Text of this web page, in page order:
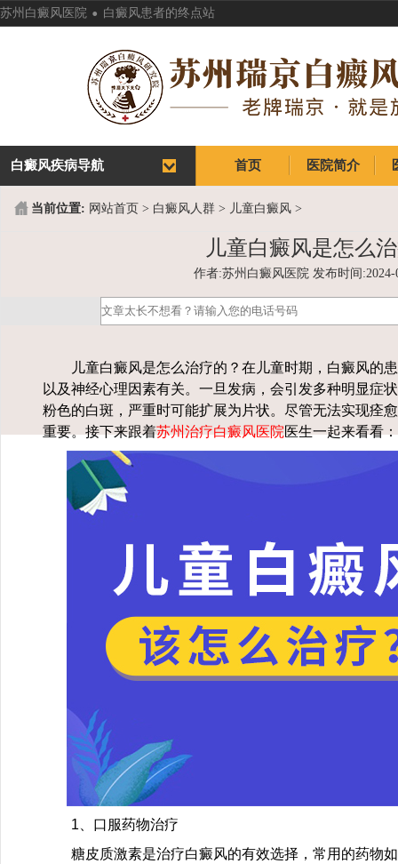
苏州白癜风医院 . 白癜风患者的终点站
首页
首页
医院简介
白癜风疾病导航
当前位置: 网站首页 > 白癜风人群 > 儿童白癜风 >
儿童白癜风是怎么
作者:苏州白癜风医院 发布时间:2024-
儿童白癜风是怎么治疗的？在儿童时期，白癜风的患
以及神经心理因素有关。一旦发病，会引发多种明显症
粉色的白斑，严重时可能扩展为片状。尽管无法实现痊
重要。接下来跟着苏州治疗白癜风医院医生一起来看看：
1、口服药物治疗
糖皮质激素是治疗白癜风的有效选择，常用的药物如